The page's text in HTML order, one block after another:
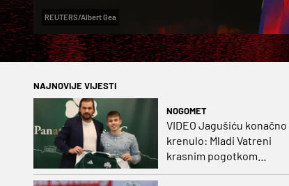
REUTERS/Albert Gea
NAJNOVIJE VIJESTI
NOGOMET
VIDEO Jagušiću konačno
krenulo: Mladi Vatreni
krasnim pogotkom